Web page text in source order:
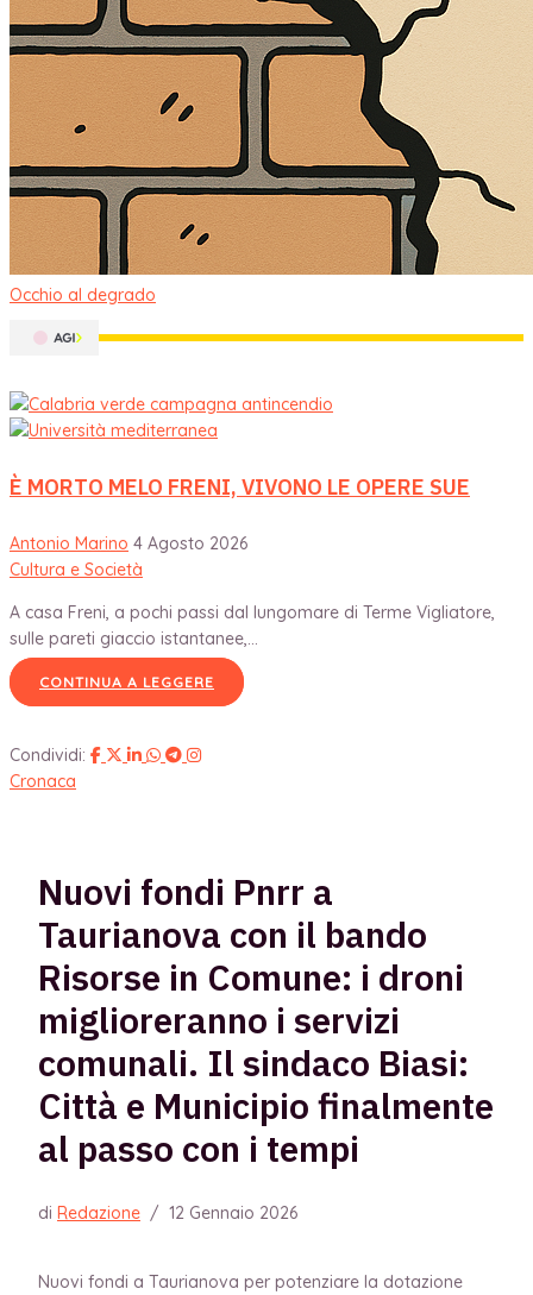
Occhio al degrado
È MORTO MELO FRENI, VIVONO LE OPERE SUE
Antonio Marino 4 Agosto 2026
Cultura e Società
A casa Freni, a pochi passi dal lungomare di Terme Vigliatore,
sulle pareti giaccio istantanee,...
CONTINUA A LEGGERE
Condividi:
Cronaca
Nuovi fondi Pnrr a
Taurianova con il bando
Risorse in Comune: i droni
miglioreranno i servizi
comunali. Il sindaco Biasi:
Città e Municipio finalmente
al passo con i tempi
di Redazione / 12 Gennaio 2026
Nuovi fondi a Taurianova per potenziare la dotazione